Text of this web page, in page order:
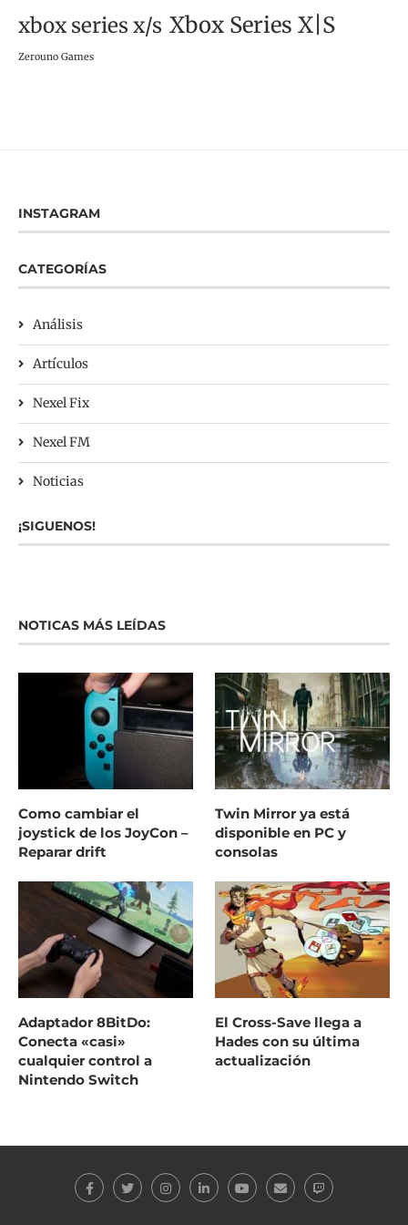
xbox series x/s Xbox Series X|S
Zerouno Games
INSTAGRAM
CATEGORÍAS
Análisis
Artículos
Nexel Fix
Nexel FM
Noticias
¡SIGUENOS!
NOTICAS MÁS LEÍDAS
Como cambiar el
joystick de los JoyCon –
Reparar drift
Twin Mirror ya está
disponible en PC y
consolas
Adaptador 8BitDo:
Conecta «casi»
cualquier control a
Nintendo Switch
El Cross-Save llega a
Hades con su última
actualización